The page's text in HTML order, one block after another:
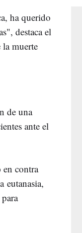
ha querido
destaca el
la muerte
de una
ante el
contra
eutanasia,